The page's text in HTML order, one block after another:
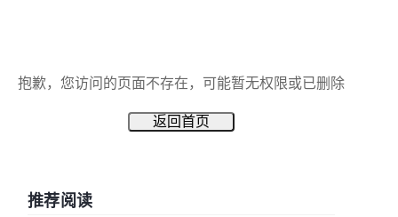
抱歉，您访问的页面不存在，可能暂无权限或已删除
返回首页
推荐阅读